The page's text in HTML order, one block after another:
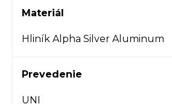
Materiál
Hliník Alpha Silver Aluminum
Prevedenie
UNI